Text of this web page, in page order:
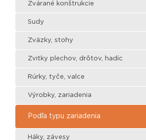
Zvárané konštrukcie
Sudy
Zväzky, stohy
Zvitky plechov, drôtov, hadíc
Rúrky, tyče, valce
Výrobky, zariadenia
Podľa typu zariadenia
Háky, závesy